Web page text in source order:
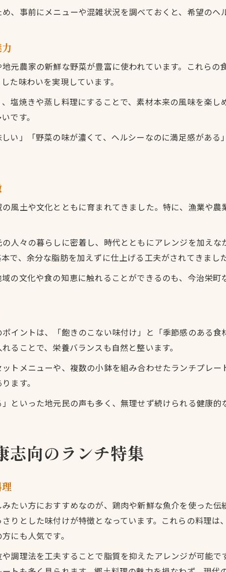
ランチで楽しむ今治の健康レシピ特集
地元の味を生かしたヘルシーランチ提案
、事前にメニューや混雑状況を調べておくと、希望のヘ
元農家の新鮮な野菜が豊富に使われています。これら
た味わいを実現しています。
塩焼きや蒸し料理にすることで、素材本来の風味を楽
です。
い」「野菜の味が濃くて、ヘルシーなのに満足感があ
風土や文化とともに育まれてきました。特に、漁業や
人々の暮らしに密着し、時代とともにアレンジを加え
で、余分な脂肪を加えずに仕上げる工夫がされてきまし
の文化や食の知恵に触れることができるのも、今治栄町
イントは、「飽きのこない味付け」と「季節感のある
ることで、栄養バランスも自然と整います。
トメニューや、複数の小鉢を組み合わせたランチプレ
ます。
といった地元民の声も多く、無理せず続けられる健康的
志向のランチ特集
たい方におすすめなのが、鶏肉や新鮮な魚介を使った
りとした味付けが特徴となっています。これらの料理
にも人気です。
調理法を工夫することで脂質を抑えたアレンジが可能